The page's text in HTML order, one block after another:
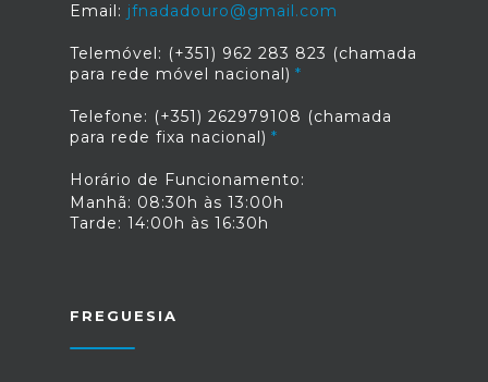
Email: jfnadadouro@gmail.com
Telemóvel: (+351) 962 283 823 (chamada
para rede móvel nacional)
Telefone: (+351) 262979108 (chamada
para rede fixa nacional)
Horário de Funcionamento:
Manhã: 08:30h às 13:00h
Tarde: 14:00h às 16:30h
FREGUESIA